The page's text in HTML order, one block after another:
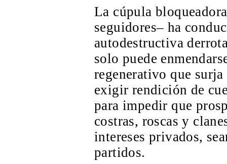
La cúpula
seguidores– ha
autodestructiva
solo puede
regenerativo que surja
exigir rendición de
para impedir que
costras, roscas y
intereses privados,
partidos.